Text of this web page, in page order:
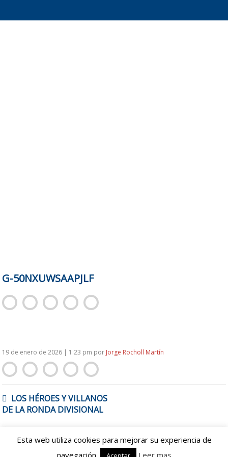
G-50NXUWSAAPJLF
19 de enero de 2026 | 1:23 pm por Jorge Rocholl Martín
NAVEGACIÓN
DE
ENTRADAS
LOS HÉROES Y VILLANOS
DE LA RONDA DIVISIONAL
Proudly powered by WordPress |Theme: spanishbowl by
Esta web utiliza cookies para mejorar su experiencia de
navegación.
Leer mas